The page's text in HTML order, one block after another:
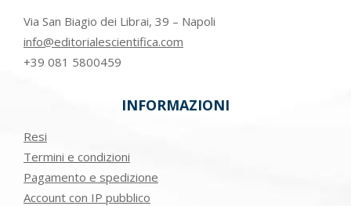
Via San Biagio dei Librai, 39 – Napoli
info@editorialescientifica.com
+39 081 5800459
INFORMAZIONI
Resi
Termini e condizioni
Pagamento e spedizione
Account con IP pubblico